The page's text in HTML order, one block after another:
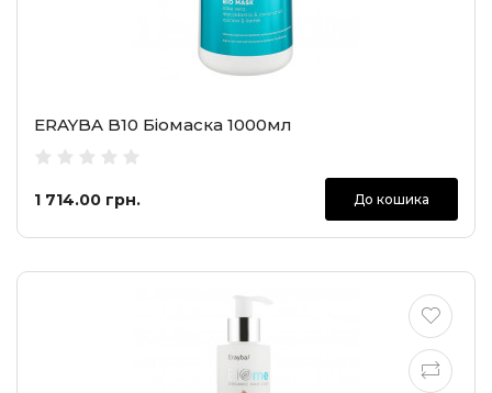
ERAYBA B10 Біомаска 1000мл
1 714.00 грн. До кошика